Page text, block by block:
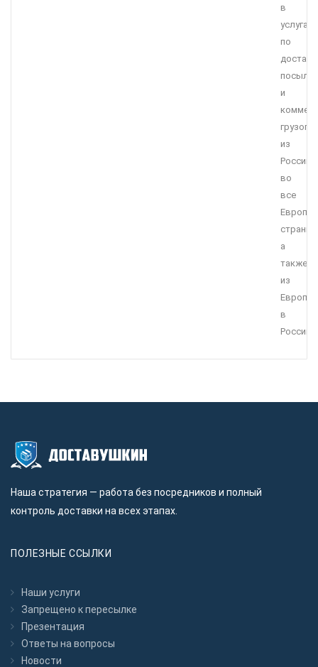
в
услугах
по
и
из
России
во
все
страны,
а
также
из
Европы
в
Россию.
Наша стратегия — работа без посредников и полный
контроль доставки на всех этапах.
ПОЛЕЗНЫЕ ССЫЛКИ
Наши услуги
Запрещено к пересылкe
Презентация
Ответы на вопросы
Новости